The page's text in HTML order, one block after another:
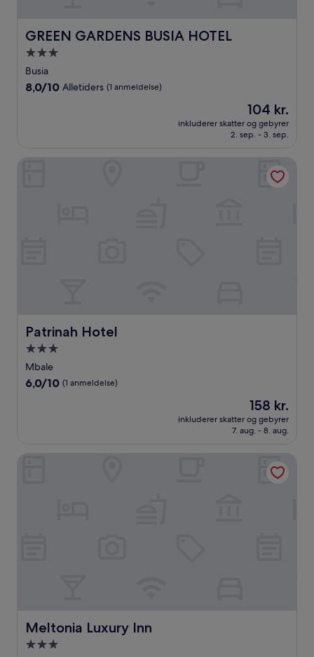
GREEN GARDENS BUSIA HOTEL
GREEN GARDENS BUSIA HOTEL
3.0-
stjernet
overnatningssted
Busia
8.0
anmeldelse)
8,0/10 Alletiders (1 anmeldelse)
Prisen
er
104 kr.
104 kr.
inkluderer skatter og gebyrer
2. sep. - 3. sep.
Patrinah Hotel
Patrinah Hotel
3.0-
stjernet
overnatningssted
Mbale
6.0
6,0/10 (1 anmeldelse)
Prisen
er
158 kr.
158 kr.
inkluderer skatter og gebyrer
7. aug. - 8. aug.
Meltonia Luxury Inn
Meltonia Luxury Inn
3.0-